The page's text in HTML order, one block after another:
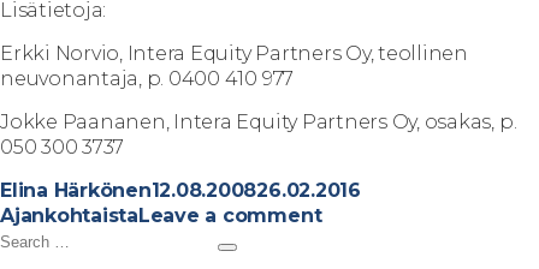
Lisätietoja:
Erkki Norvio, Intera Equity Partners Oy, teollinen
neuvonantaja, p. 0400 410 977
Jokke Paananen, Intera Equity Partners Oy, osakas, p.
050 300 3737
A
u
t
Elina HärkönenP
o
12.08.200826.02.2016C
AjankohtaistaLeave a commento
S
S